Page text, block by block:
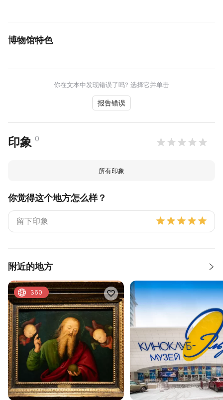
博物馆特色
你在文本中发现错误了吗? 选择它并单击
报告错误
印象 0
所有印象
你觉得这个地方怎么样？
附近的地方
360